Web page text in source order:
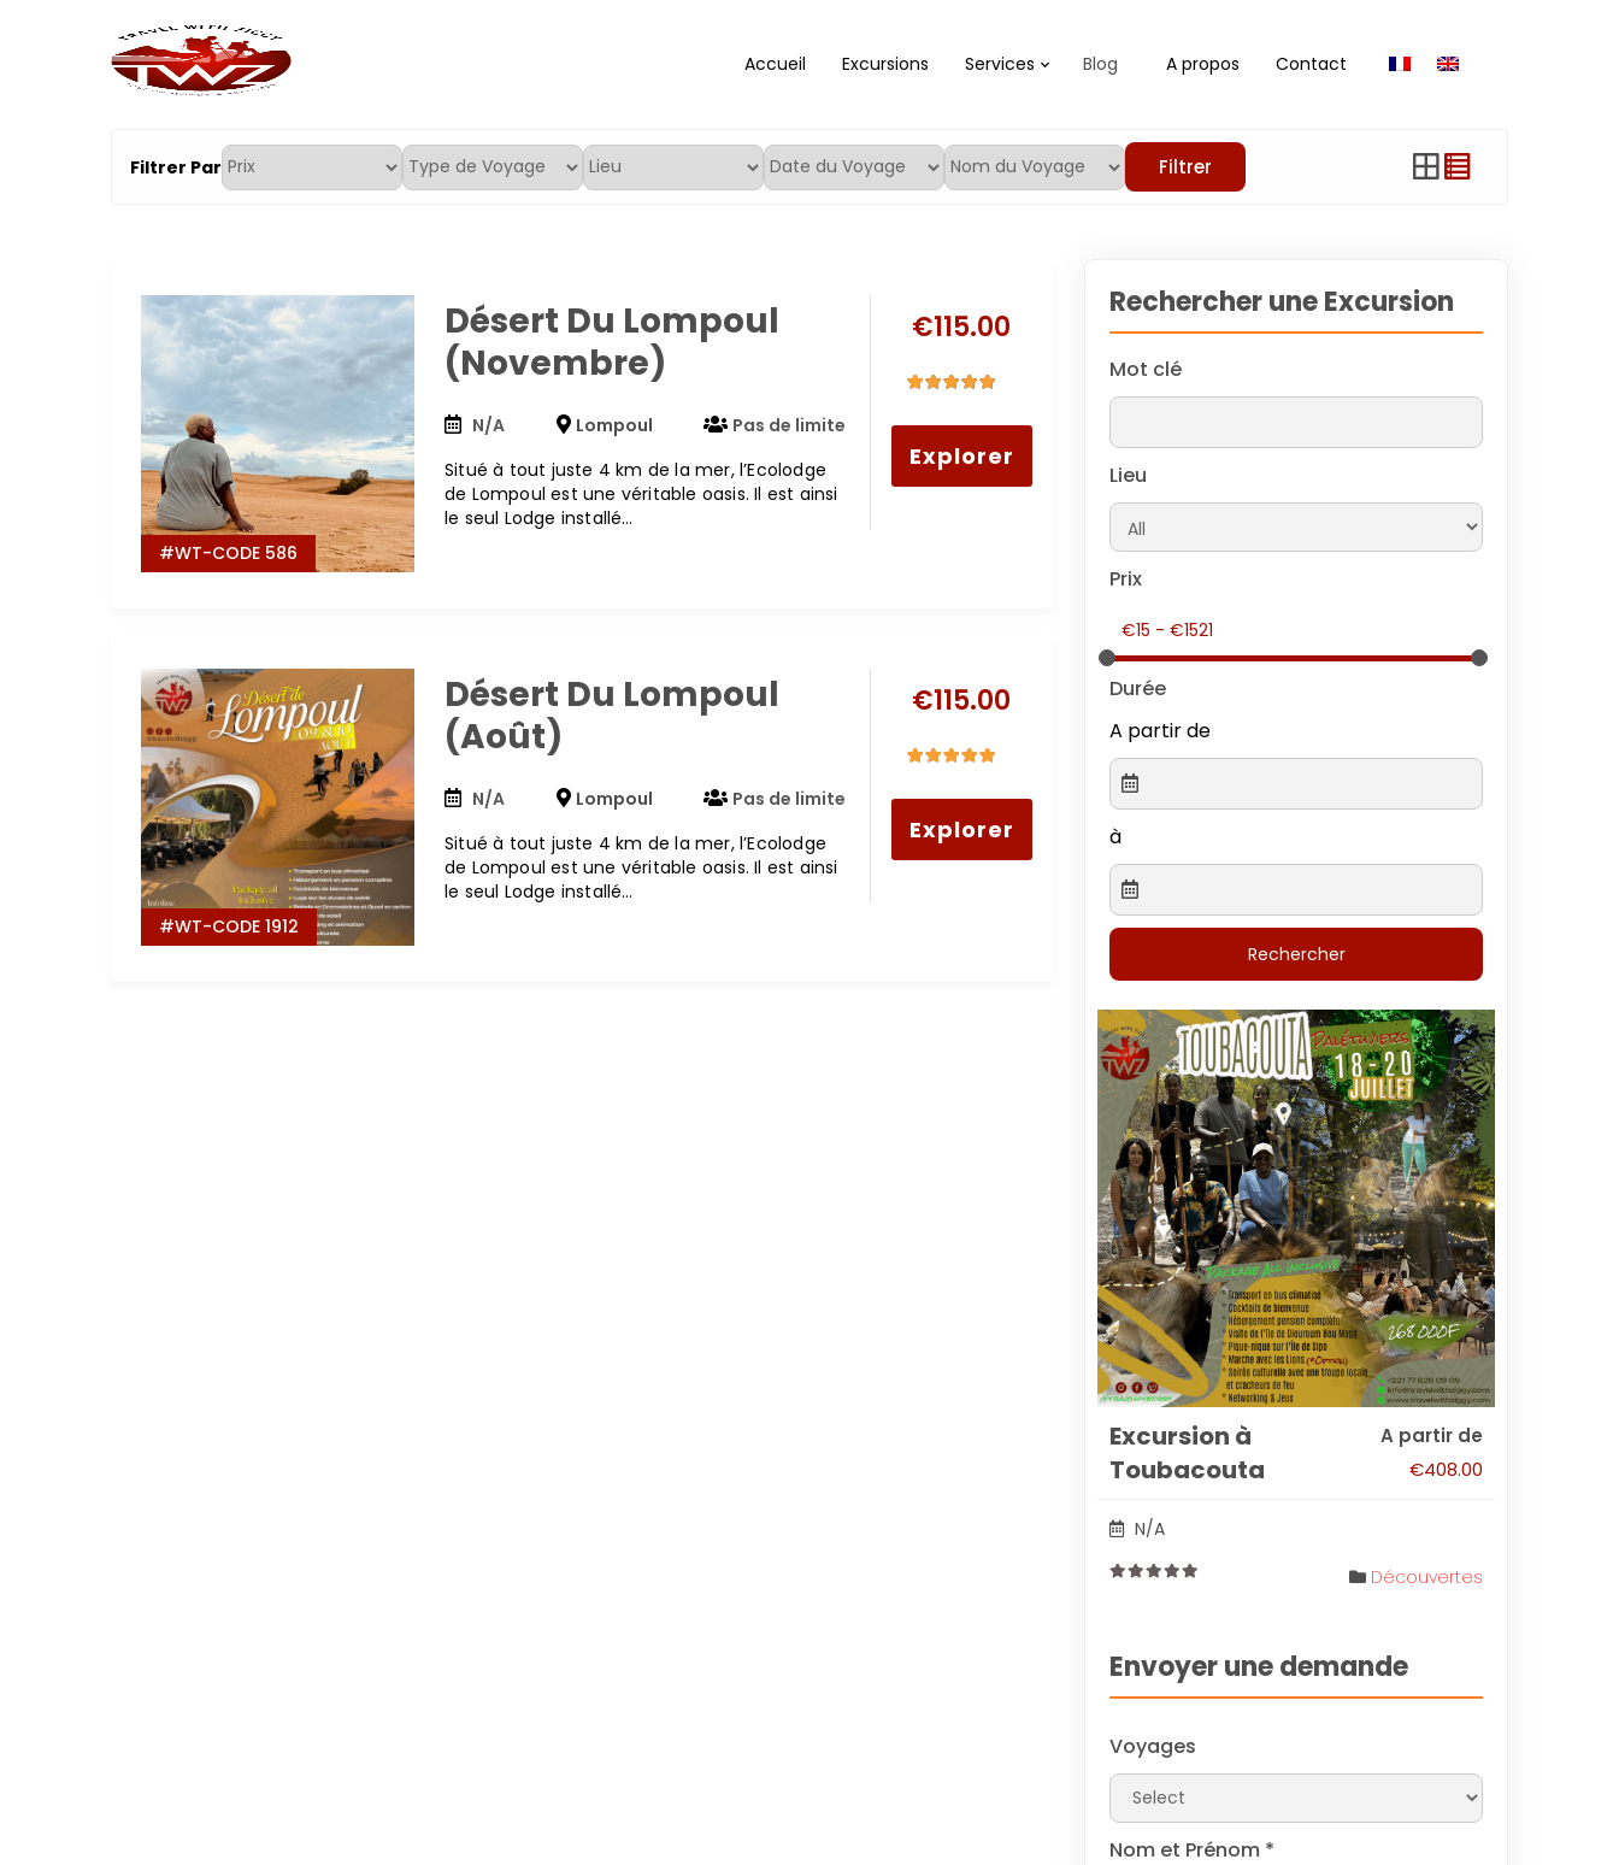
TravelWithZiggy
Accueil Excursions Services Blog A propos Contact
Filtrer Par Filtrer
#WT-CODE 586
Désert Du Lompoul
(Novembre)
N/A Lompoul
Pas de limite
Situé à tout juste 4 km de la mer, l’Ecolodge
de Lompoul est une véritable oasis. Il est ainsi
le seul Lodge installé…
€115.00
4.2out
5
Explorer
#WT-CODE 1912
Désert Du Lompoul
(Août)
N/A Lompoul
Pas de limite
Situé à tout juste 4 km de la mer, l’Ecolodge
de Lompoul est une véritable oasis. Il est ainsi
le seul Lodge installé…
€115.00
5out of
5
Explorer
Rechercher une Excursion
Mot clé
Lieu
Prix
Durée
A partir de
à
Excursion à
Toubacouta
A partir de
€408.00
N/A
Découvertes
Envoyer une demande
Voyages
Nom et Prénom *